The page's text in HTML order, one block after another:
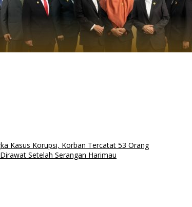
Kasus Korupsi, Korban Tercatat 53 Orang
Setelah Serangan Harimau